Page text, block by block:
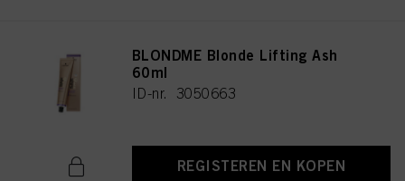
BLONDME Blonde Lifting Ash
60ml
ID-nr. 3050663
REGISTEREN EN KOPEN